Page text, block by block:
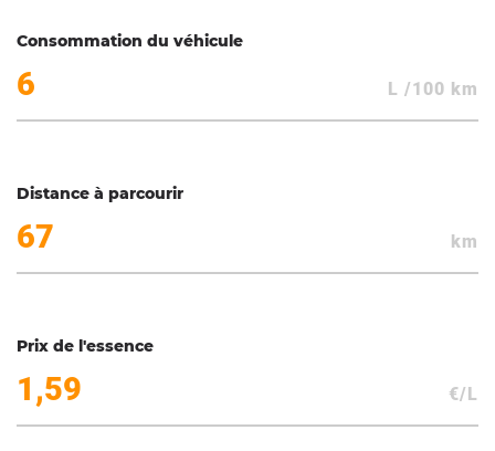
Consommation du véhicule
L /100 km
Distance à parcourir
km
Prix de l'essence
€/L